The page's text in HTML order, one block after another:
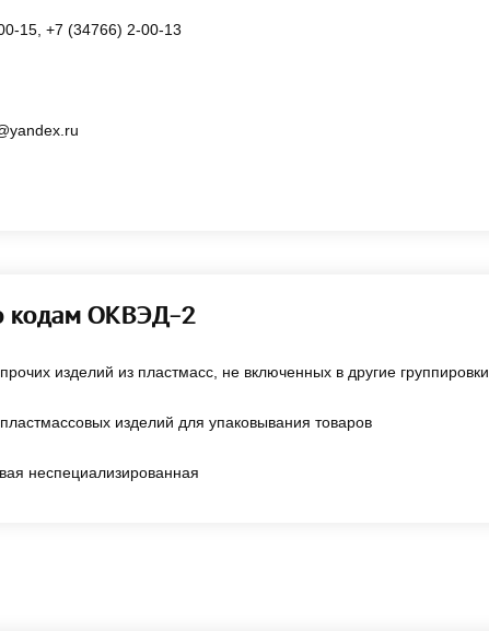
15, +7 (34766) 2-00-13
кодам ОКВЭД-2
изделий из пластмасс, не включенных в другие группировки
изделий для упаковывания товаров
неспециализированная